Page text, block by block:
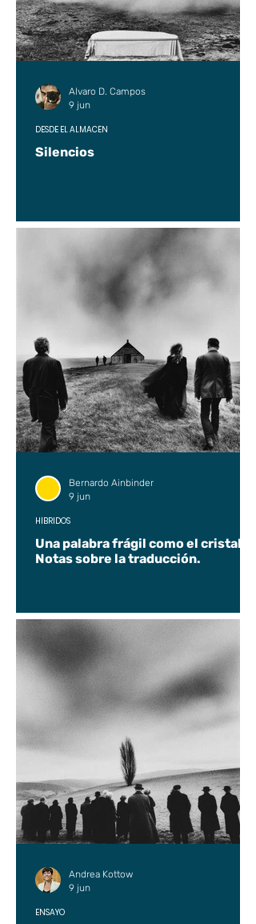
Silencios
DESDE EL ALMACÉN
Alvaro D. Campos
9 jun
Una palabra frágil como el cristal.
Notas sobre la traducción.
HÍBRIDOS
Bernardo Ainbinder
9 jun
ENSAYO
Andrea Kottow
9 jun